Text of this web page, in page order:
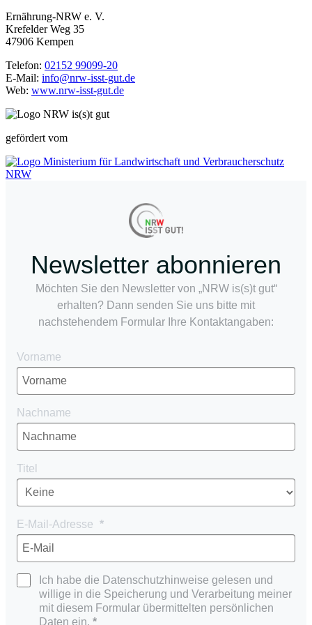
Ernährung-NRW e. V.
Krefelder Weg 35
47906 Kempen
Telefon: 02152 99099-20
E-Mail: info@nrw-isst-gut.de
Web: www.nrw-isst-gut.de
gefördert vom
Newsletter abonnieren
Möchten Sie den Newsletter von „NRW is(s)t gut“
erhalten? Dann senden Sie uns bitte mit
nachstehendem Formular Ihre Kontaktangaben:
Vorname
Nachname
Titel
E-Mail-Adresse
Ich habe die Datenschutzhinweise gelesen und
willige in die Speicherung und Verarbeitung meiner
mit diesem Formular übermittelten persönlichen
Daten ein.